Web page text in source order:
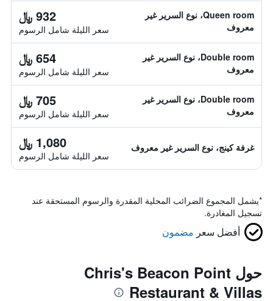
Queen room، نوع السرير غير
معروف
932 ﷼
سعر الليلة شامل الرسوم
Double room، نوع السرير غير
معروف
654 ﷼
سعر الليلة شامل الرسوم
Double room، نوع السرير غير
معروف
705 ﷼
سعر الليلة شامل الرسوم
غرفة كينج، نوع السرير غير معروف 1,080 ﷼
سعر الليلة شامل الرسوم
*يشمل المجموع الضرائب المحلية المقدرة والرسوم المستحقة عند
تسجيل المغادرة.
أفضل سعر مضمون
حول Chris's Beacon Point
Restaurant & Villas